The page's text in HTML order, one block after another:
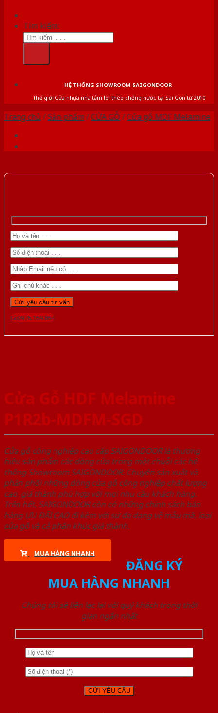
Tìm kiếm:
HỆ THỐNG SHOWROOM SAIGONDOOR
Thế giới Cửa nhựa nhà tắm lõi thép chống nước tại Sài Gòn từ 2010
Trang chủ /Sản phẩm /CỬA GỖ /Cửa gỗ MDF Melamine
Gọi 0976.169.864
Cửa Gỗ HDF Melamine
P1R2b-MDFM-SGD
Cửa gỗ công nghiệp cao cấp SAIGONDOOR là thương
hiệu sản phẩm các dòng cửa trong một chuỗi các hệ
thống Showroom SAIGONDOOR. Chuyên sản xuất và
phân phối những dòng cửa gỗ công nghiệp chất lượng
cao, giá thành phù hợp với mọi nhu cầu khách hàng.
Trên hết, SAIGONDOOR còn có những chính sách bán
hàng ƯU ĐÃI CAO đi kèm với sự đa dạng về mẫu mã, loại
cửa gỗ và cả phân khúc giá thành.
MUA HÀNG NHANH
ĐĂNG KÝ
MUA HÀNG NHANH
Chúng tôi sẽ liên lạc lại với quý khách trong thời
gian ngắn nhất